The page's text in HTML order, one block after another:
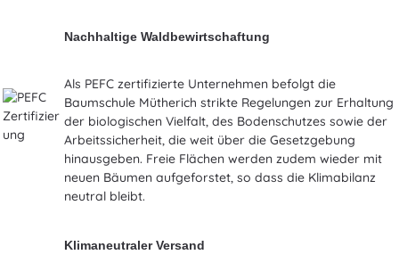
Nachhaltige Waldbewirtschaftung
Als PEFC zertifizierte Unternehmen befolgt die
Baumschule Mütherich strikte Regelungen zur Erhaltung
der biologischen Vielfalt, des Bodenschutzes sowie der
Arbeitssicherheit, die weit über die Gesetzgebung
hinausgeben. Freie Flächen werden zudem wieder mit
neuen Bäumen aufgeforstet, so dass die Klimabilanz
neutral bleibt.
Klimaneutraler Versand